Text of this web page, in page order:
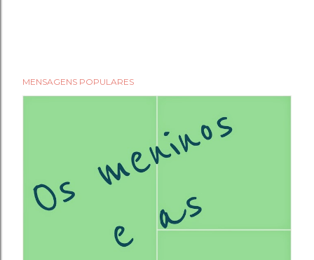
MENSAGENS POPULARES